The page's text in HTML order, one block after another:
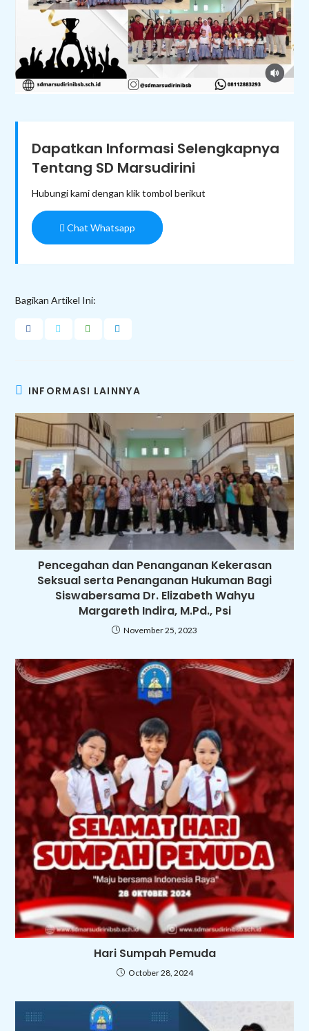
Dapatkan Informasi Selengkapnya
Tentang SD Marsudirini
Hubungi kami dengan klik tombol berikut
Chat Whatsapp
Bagikan Artikel Ini:
INFORMASI LAINNYA
Pencegahan dan Penanganan Kekerasan
Seksual serta Penanganan Hukuman Bagi
Siswabersama Dr. Elizabeth Wahyu
Margareth Indira, M.Pd., Psi
November 25, 2023
Hari Sumpah Pemuda
October 28, 2024